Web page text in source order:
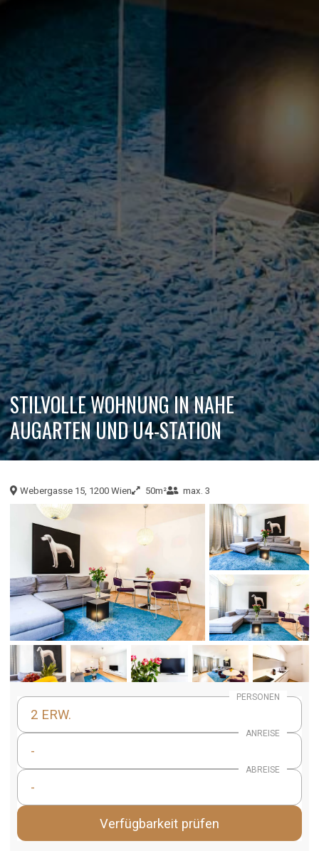
STILVOLLE WOHNUNG IN NAHE
AUGARTEN UND U4-STATION
Webergasse 15, 1200 Wien 50m² max. 3
PERSONEN
2 ERW.
ANREISE
-
ABREISE
-
Verfügbarkeit prüfen